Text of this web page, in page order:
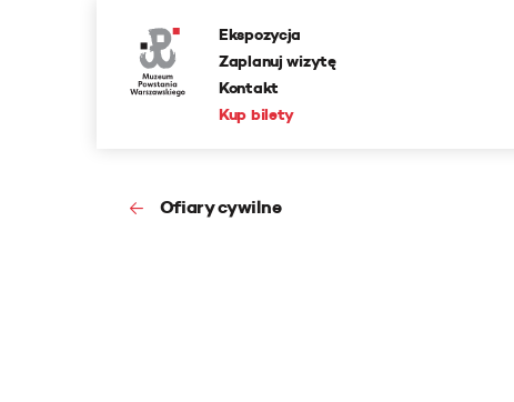
Ekspozycja
Zaplanuj wizytę
Kontakt
Kup bilety
Ofiary cywilne